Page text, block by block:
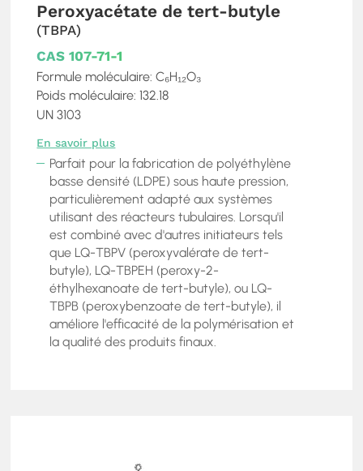
Peroxyacétate de tert-butyle
(TBPA)
CAS 107-71-1
Formule moléculaire: C₆H₁₂O₃
Poids moléculaire: 132.18
UN 3103
En savoir plus
Parfait pour la fabrication de polyéthylène
basse densité (LDPE) sous haute pression,
particulièrement adapté aux systèmes
utilisant des réacteurs tubulaires. Lorsqu'il
est combiné avec d'autres initiateurs tels
que LQ-TBPV (peroxyvalérate de tert-
butyle), LQ-TBPEH (peroxy-2-
éthylhexanoate de tert-butyle), ou LQ-
TBPB (peroxybenzoate de tert-butyle), il
améliore l'efficacité de la polymérisation et
la qualité des produits finaux.